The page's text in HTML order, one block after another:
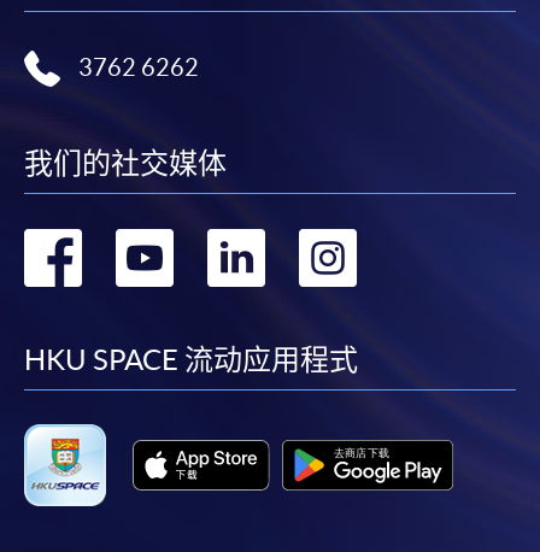
3762 6262
我们的社交媒体
转
facebook
转
youtube
转
linkedin
HKU SPACE 流动应用程式